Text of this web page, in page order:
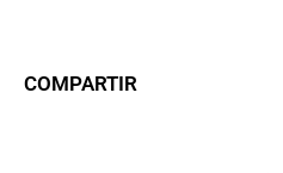
COMPARTIR